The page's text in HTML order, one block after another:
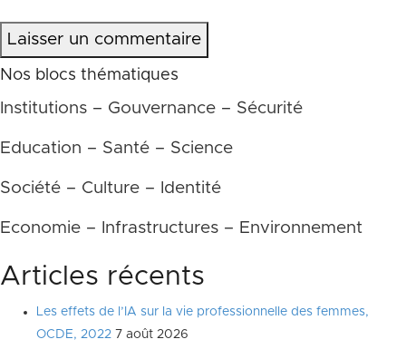
Laisser un commentaire
Nos blocs thématiques
Institutions – Gouvernance – Sécurité
Education – Santé – Science
Société – Culture – Identité
Economie – Infrastructures – Environnement
Articles récents
Les effets de l’IA sur la vie professionnelle des femmes,
OCDE, 2022 7 août 2026